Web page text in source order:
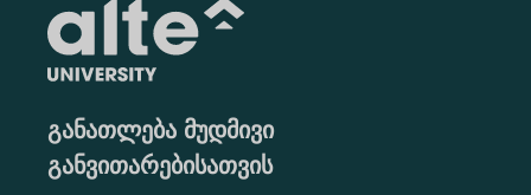
განათლება მუდმივი
განვითარებისათვის